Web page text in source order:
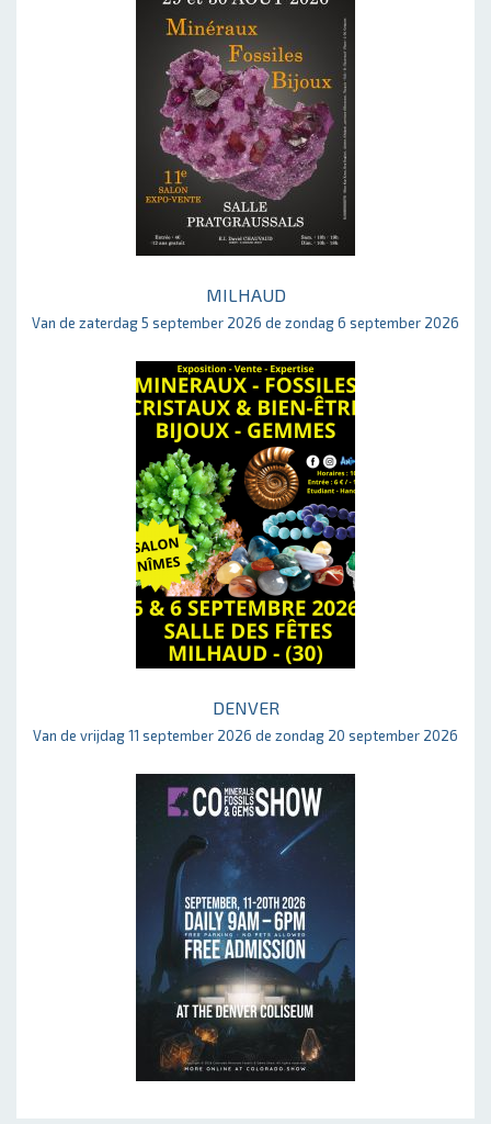
MILHAUD
Van de zaterdag 5 september 2026 de zondag 6 september 2026
DENVER
Van de vrijdag 11 september 2026 de zondag 20 september 2026